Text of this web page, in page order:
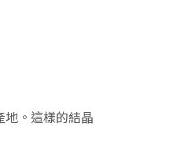
。這樣的結晶